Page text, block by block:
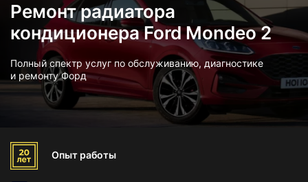
Ремонт радиатора
кондиционера Ford Mondeo 2
Полный спектр услуг по обслуживанию, диагностике
и ремонту Форд
Опыт работы